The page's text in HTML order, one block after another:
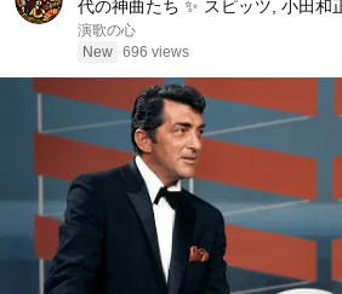
代の神曲たち ✨ スピッツ, 小田和
Thing, ZARD, 宇多田ヒカル
演歌の心
New 696 views